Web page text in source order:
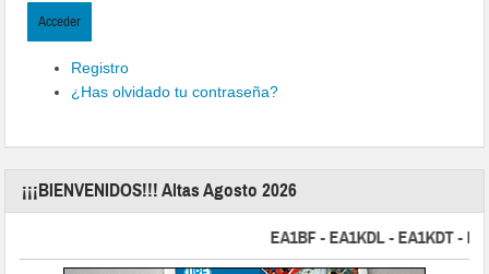
Acceder
Registro
¿Has olvidado tu contraseña?
¡¡¡BIENVENIDOS!!! Altas Agosto 2026
EA1BF - EA1KDL - EA1KDT -